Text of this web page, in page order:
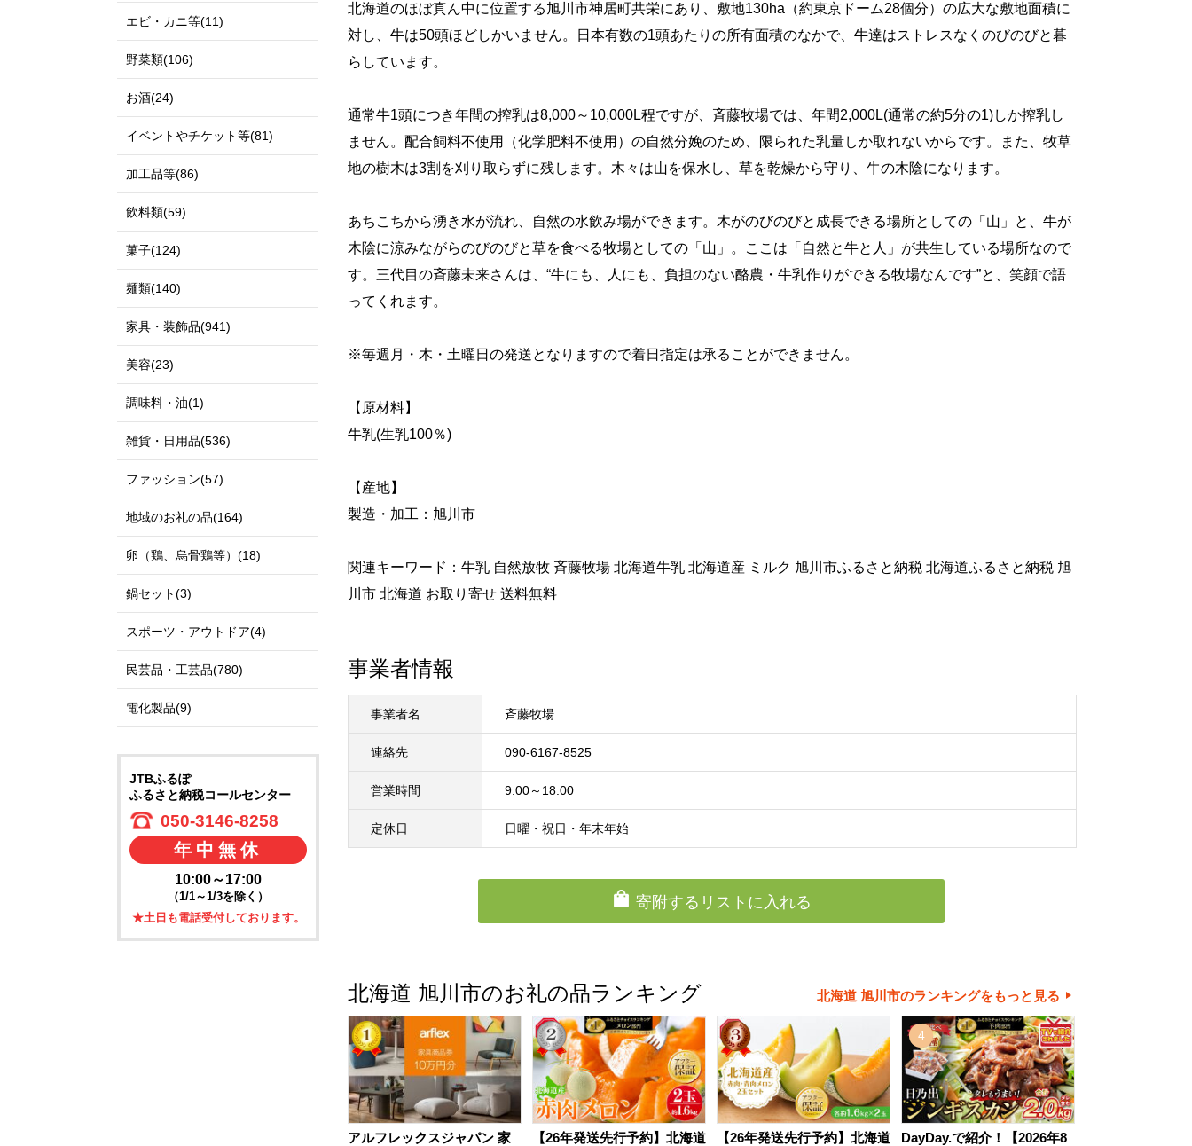
北海道のほぼ真ん中に位置する旭川市神居町共栄にあり、敷地130ha（約東京ドーム28個分）の広大な敷地面積に
対し、牛は50頭ほどしかいません。日本有数の1頭あたりの所有面積のなかで、牛達はストレスなくのびのびと暮
らしています。
通常牛1頭につき年間の搾乳は8,000～10,000L程ですが、斉藤牧場では、年間2,000L(通常の約5分の1)しか搾乳し
ません。配合飼料不使用（化学肥料不使用）の自然分娩のため、限られた乳量しか取れないからです。また、牧草
地の樹木は3割を刈り取らずに残します。木々は山を保水し、草を乾燥から守り、牛の木陰になります。
あちこちから湧き水が流れ、自然の水飲み場ができます。木がのびのびと成長できる場所としての「山」と、牛が
木陰に涼みながらのびのびと草を食べる牧場としての「山」。ここは「自然と牛と人」が共生している場所なので
す。三代目の斉藤未来さんは、“牛にも、人にも、負担のない酪農・牛乳作りができる牧場なんです”と、笑顔で語
ってくれます。
※毎週月・木・土曜日の発送となりますので着日指定は承ることができません。
【原材料】
牛乳(生乳100％)
【産地】
製造・加工：旭川市
関連キーワード：牛乳 自然放牧 斉藤牧場 北海道牛乳 北海道産 ミルク 旭川市ふるさと納税 北海道ふるさと納税 旭
川市 北海道 お取り寄せ 送料無料
事業者情報
事業者名 斉藤牧場
連絡先 090-6167-8525
営業時間 9:00～18:00
定休日 日曜・祝日・年末年始
寄附するリストに入れる
北海道 旭川市のお礼の品ランキング 北海道 旭川市のランキングをもっと見る
アルフレックスジャパン 家
【26年発送先行予約】北海道
【26年発送先行予約】北海道
4
DayDay.で紹介！【2026年8
エビ・カニ等(11)
野菜類(106)
お酒(24)
イベントやチケット等(81)
加工品等(86)
飲料類(59)
菓子(124)
麺類(140)
家具・装飾品(941)
美容(23)
調味料・油(1)
雑貨・日用品(536)
ファッション(57)
地域のお礼の品(164)
卵（鶏、烏骨鶏等）(18)
鍋セット(3)
スポーツ・アウトドア(4)
民芸品・工芸品(780)
電化製品(9)
JTBふるぽ
ふるさと納税コールセンター
050-3146-8258
年中無休
10:00～17:00
（1/1～1/3を除く）
★土日も電話受付しております。